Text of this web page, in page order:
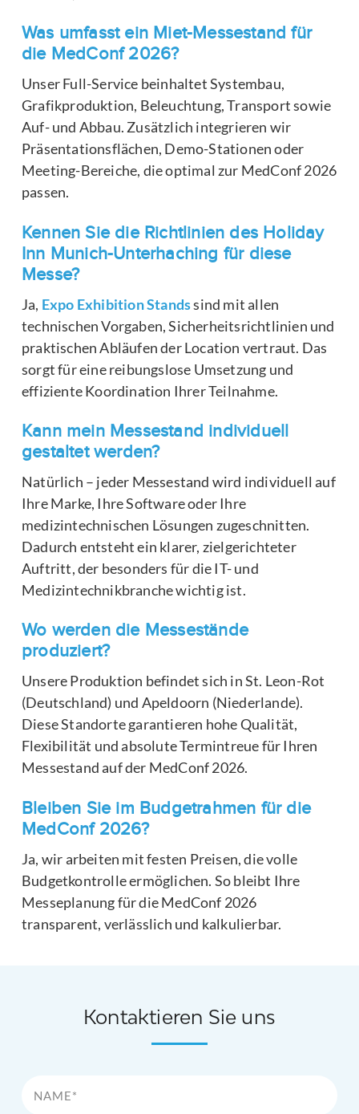
Was umfasst ein Miet-Messestand für
die MedConf 2026?
Unser Full-Service beinhaltet Systembau,
Grafikproduktion, Beleuchtung, Transport sowie
Auf- und Abbau. Zusätzlich integrieren wir
Präsentationsflächen, Demo-Stationen oder
Meeting-Bereiche, die optimal zur MedConf 2026
passen.
Kennen Sie die Richtlinien des Holiday
Inn Munich-Unterhaching für diese
Messe?
Ja, Expo Exhibition Standssind mit allen
technischen Vorgaben, Sicherheitsrichtlinien und
praktischen Abläufen der Location vertraut. Das
sorgt für eine reibungslose Umsetzung und
effiziente Koordination Ihrer Teilnahme.
Kann mein Messestand individuell
gestaltet werden?
Natürlich – jeder Messestand wird individuell auf
Ihre Marke, Ihre Software oder Ihre
medizintechnischen Lösungen zugeschnitten.
Dadurch entsteht ein klarer, zielgerichteter
Auftritt, der besonders für die IT- und
Medizintechnikbranche wichtig ist.
Wo werden die Messestände
produziert?
Unsere Produktion befindet sich in St. Leon-Rot
(Deutschland) und Apeldoorn (Niederlande).
Diese Standorte garantieren hohe Qualität,
Flexibilität und absolute Termintreue für Ihren
Messestand auf der MedConf 2026.
Bleiben Sie im Budgetrahmen für die
MedConf 2026?
Ja, wir arbeiten mit festen Preisen, die volle
Budgetkontrolle ermöglichen. So bleibt Ihre
Messeplanung für die MedConf 2026
transparent, verlässlich und kalkulierbar.
Kontaktieren Sie uns